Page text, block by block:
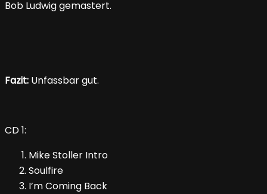
Bob Ludwig gemastert.
Fazit: Unfassbar gut.
CD 1:
Mike Stoller Intro
Soulfire
I’m Coming Back